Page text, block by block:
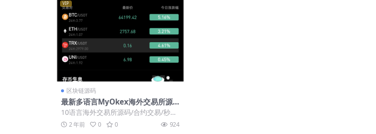
VIP
区块链源码
最新多语言MyOkex海外交易所源
码/币币交易+秒合约+永续合约+闪
兑+k线插针+C2C交易+挖矿锁仓+币
币申购/前端uniapp纯源码+后端ph
10语言海外交易所源码/合约交易/秒合
约/闪兑/k线插针/C2C交易/挖矿锁仓/...
2 年前 0 0 924